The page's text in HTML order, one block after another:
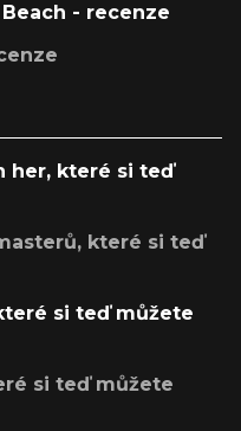
- recenze
her, které si teď
které si teď
si teď můžete
si teď můžete